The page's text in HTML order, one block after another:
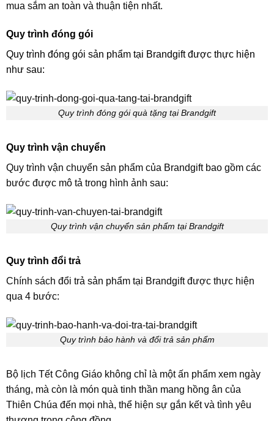
mua sắm an toàn và thuận tiện nhất.
Quy trình đóng gói
Quy trình đóng gói sản phẩm tại Brandgift được thực hiện
như sau:
Quy trình đóng gói quà tặng tại Brandgift
Quy trình vận chuyển
Quy trình vận chuyển sản phẩm của Brandgift bao gồm các
bước được mô tả trong hình ảnh sau:
Quy trình vận chuyển sản phẩm tại Brandgift
Quy trình đổi trả
Chính sách đổi trả sản phẩm tại Brandgift được thực hiện
qua 4 bước:
Quy trình bảo hành và đổi trả sản phẩm
Bộ lịch Tết Công Giáo không chỉ là một ấn phẩm xem ngày
tháng, mà còn là món quà tinh thần mang hồng ân của
Thiên Chúa đến mọi nhà, thể hiện sự gắn kết và tình yêu